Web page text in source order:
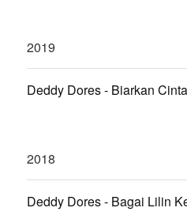
2019
Deddy Dores - Biarkan
2018
Deddy Dores - Bagai Lilin